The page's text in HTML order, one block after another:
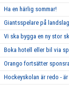
Ha en härlig sommar!
Giantsspelare på
Vi ska bygga en ny stor
Boka hotell eller bil via
Orango fortsätter
Hockeyskolan är redo -